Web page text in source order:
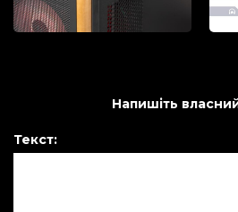
Напишіть
Текст: